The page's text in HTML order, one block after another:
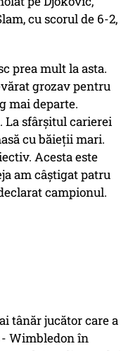
cu scorul de 6-2,
prea mult la asta.
grozav pentru
mai departe.
sfârșitul carierei
cu băieții mari.
Acesta este
am câștigat patru
campionul.
tânăr jucător care a
- Wimbledon în